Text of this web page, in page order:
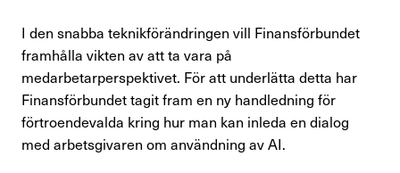
Internationellt arbete
Förtroendevald
I den snabba teknikförändringen vill Finansförbundet
framhålla vikten av att ta vara på
medarbetarperspektivet. För att underlätta detta har
Finansförbundet tagit fram en ny handledning för
förtroendevalda kring hur man kan inleda en dialog
med arbetsgivaren om användning av AI.